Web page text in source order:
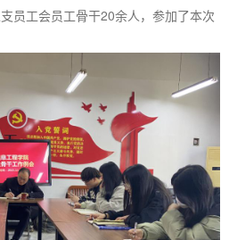
员工会员工骨干20余人，参加了本次